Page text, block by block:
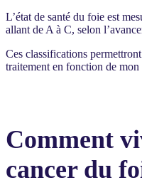
L’état de santé du foie est
allant de A à C, selon
Ces classifications
traitement en fonction de mon
Comment
cancer du